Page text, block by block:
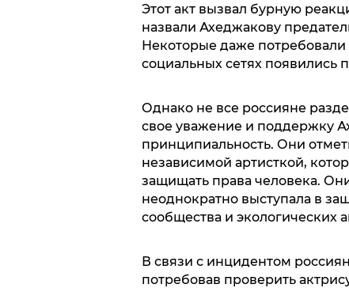
Этот акт вызвал бурную
назвали Ахеджакову
Некоторые даже
социальных сетях появились
Однако не все россияне
свое уважение и поддержку
принципиальность. Они
независимой артисткой,
защищать права человека.
неоднократно выступала в
сообщества и экологических
В связи с инцидентом
потребовав проверить